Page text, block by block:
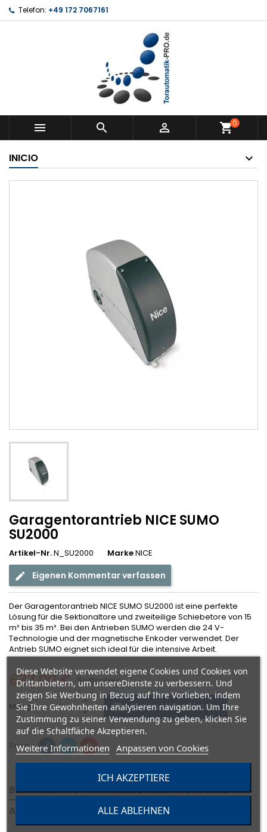
Telefon: +49 172 7067161
   shopping_cart0
INICIO
Garagentorantrieb NICE SUMO
SU2000
Artikel-Nr.N_SU2000 MarkeNICE
Eigenen Kommentar verfassen
Der Garagentorantrieb NICE SUMO SU2000 ist eine perfekte
Lösung für die Sektionaltore und zweiteilige Schiebetore von 15
m² bis 35 m². Bei den Antrieben SUMO werden die 24 V-
Technologie und der magnetische Enkoder verwendet. Der
Antrieb SUMO eignet sich ideal für die intensive Arbeit.
637,00 € Bruttopreis
Menge  In den Warenkorb
Teilen
BESCHREIBUNG ARTIKELDETAILS
ANHÄNGE
ANGABEN ZUR PRODUKTSICHERHEIT
Diese Website verwendet eigene Cookies und Cookies von
Drittanbietern, um unsereDienste zu verbessern. Und
zeigen Sie Werbung in Bezug auf Ihre Vorlieben, indem
Sie Ihre Gewohnheiten analysieren navigation. Um Ihre
Zustimmung zu seiner Verwendung zu geben, klicken Sie
auf die Schaltfläche Akzeptieren.
Weitere Informationen Anpassen von Cookies
ALLE ABLEHNEN
ICH AKZEPTIERE